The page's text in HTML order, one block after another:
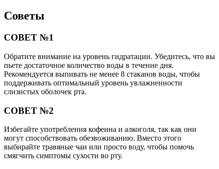
Советы
СОВЕТ №1
Обратите внимание на уровень гидратации. Убедитесь, что вы
пьете достаточное количество воды в течение дня.
Рекомендуется выпивать не менее 8 стаканов воды, чтобы
поддерживать оптимальный уровень увлажненности
слизистых оболочек рта.
СОВЕТ №2
Избегайте употребления кофеина и алкоголя, так как они
могут способствовать обезвоживанию. Вместо этого
выбирайте травяные чаи или просто воду, чтобы помочь
смягчить симптомы сухости во рту.